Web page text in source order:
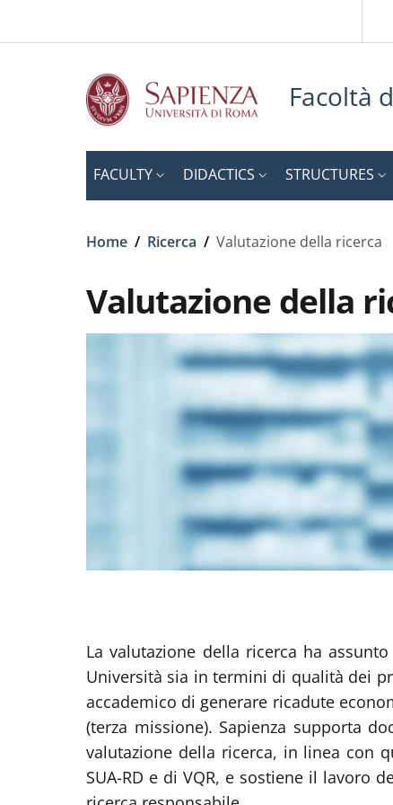
Slim
Facoltà
FACULTY DIDACTICS STRUCTURES
Breadcrumb
Home / Ricerca / Valutazione della ricerca
Valutazione della
La valutazione della ricerca ha
Università sia in termini di qualità dei
accademico di generare ricadute
(terza missione). Sapienza supporta
valutazione della ricerca, in linea con
SUA-RD e di VQR, e sostiene il lavoro